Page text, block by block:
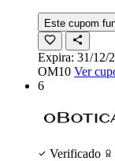
Este cupom
Expira: 31/12/
OM10 Ver
6
Verificado